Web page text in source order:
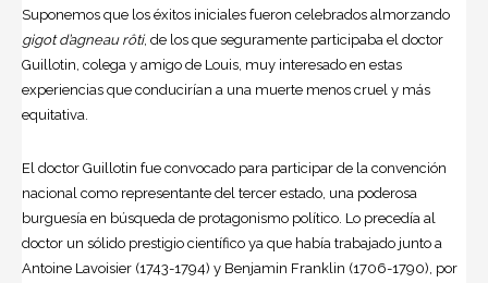
Suponemos que los éxitos iniciales fueron celebrados almorzando
gigot d’agneau rôti, de los que seguramente participaba el doctor
Guillotin, colega y amigo de Louis, muy interesado en estas
experiencias que conducirían a una muerte menos cruel y más
equitativa.
El doctor Guillotin fue convocado para participar de la convención
nacional como representante del tercer estado, una poderosa
burguesía en búsqueda de protagonismo político. Lo precedía al
doctor un sólido prestigio científico ya que había trabajado junto a
Antoine Lavoisier (1743-1794) y Benjamin Franklin (1706-1790), por